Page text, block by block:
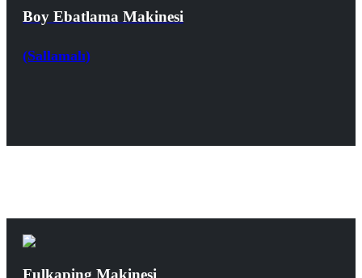
Boy Ebatlama Makinesi
(Sallamalı)